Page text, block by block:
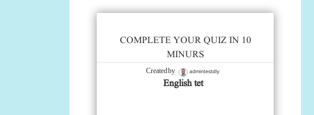
COMPLETE YOUR QUIZ IN 10
MINURS
Created by admintestdly
English tet